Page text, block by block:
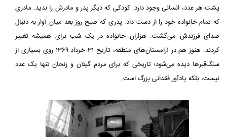
پشت هر عدد، انسانی وجود دارد. کودکی که دیگر پدر و مادرش را ندید. مادری
که تمام خانواده خود را از دست داد. پدری که صبح روز بعد میان آوار به دنبال
صدای فرزندش می‌گشت. هزاران خانواده در یک شب برای همیشه تغییر
کردند. هنوز هم در آرامستان‌های منطقه، تاریخ ۳۱ خرداد ۱۳۶۹ روی بسیاری از
سنگ‌قبرها دیده می‌شود؛ تاریخی که برای مردم گیلان و زنجان تنها یک عدد
نیست، بلکه یادآور فقدانی بزرگ است.